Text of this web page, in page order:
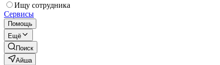
Ищу сотрудника
Сервисы
Помощь
Ещё
Поиск
Айша